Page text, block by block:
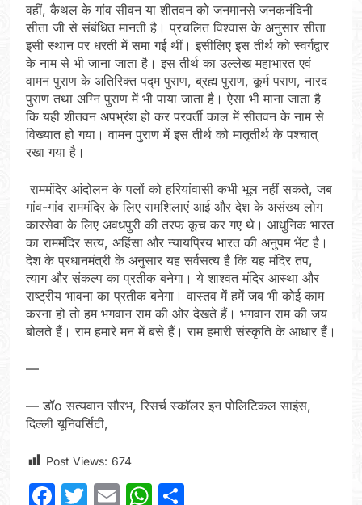
वहीं, कैथल के गांव सीवन या शीतवन को जनमानसे जनकनंदिनी
सीता जी से संबंधित मानती है। प्रचलित विश्वास के अनुसार सीता
इसी स्थान पर धरती में समा गई थीं। इसीलिए इस तीर्थ को स्वर्गद्वार
के नाम से भी जाना जाता है। इस तीर्थ का उल्लेख महाभारत एवं
वामन पुराण के अतिरिक्त पद्म पुराण, ब्रह्म पुराण, कूर्म पराण, नारद
पुराण तथा अग्नि पुराण में भी पाया जाता है। ऐसा भी माना जाता है
कि यही शीतवन अपभ्रंश हो कर परवर्ती काल में सीतवन के नाम से
विख्यात हो गया। वामन पुराण में इस तीर्थ को मातृतीर्थ के पश्चात्
रखा गया है।
राममंदिर आंदोलन के पलों को हरियांवासी कभी भूल नहीं सकते, जब
गांव-गांव राममंदिर के लिए रामशिलाएं आई और देश के असंख्य लोग
कारसेवा के लिए अवधपुरी की तरफ कूच कर गए थे। आधुनिक भारत
का राममंदिर सत्य, अहिंसा और न्यायप्रिय भारत की अनुपम भेंट है।
देश के प्रधानमंत्री के अनुसार यह सर्वसत्य है कि यह मंदिर तप,
त्याग और संकल्प का प्रतीक बनेगा। ये शाश्वत मंदिर आस्था और
राष्ट्रीय भावना का प्रतीक बनेगा। वास्तव में हमें जब भी कोई काम
करना हो तो हम भगवान राम की ओर देखते हैं। भगवान राम की जय
बोलते हैं। राम हमारे मन में बसे हैं। राम हमारी संस्कृति के आधार हैं।
—
— डॉo सत्यवान सौरभ, रिसर्च स्कॉलर इन पोलिटिकल साइंस,
दिल्ली यूनिवर्सिटी,
Post Views: 674
Facebook
Twitter
EmailWhatsApp